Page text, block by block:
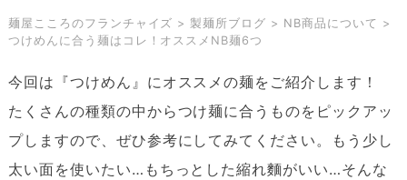
麺屋こころのフランチャイズ > 製麺所ブログ > NB商品について >
つけめんに合う麺はコレ！オススメNB麺6つ
今回は『つけめん』にオススメの麺をご紹介します！
たくさんの種類の中からつけ麺に合うものをピックアッ
プしますので、ぜひ参考にしてみてください。もう少し
太い面を使いたい…もちっとした縮れ麵がいい…そんな